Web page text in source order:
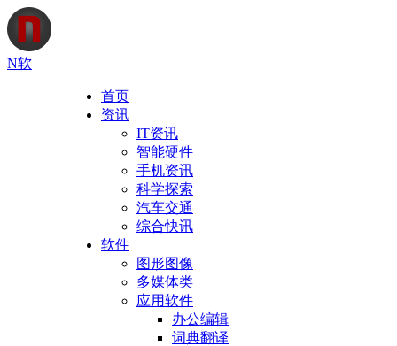
N软
首页
资讯
IT资讯
智能硬件
手机资讯
科学探索
汽车交通
综合快讯
软件
图形图像
多媒体类
应用软件
办公编辑
词典翻译